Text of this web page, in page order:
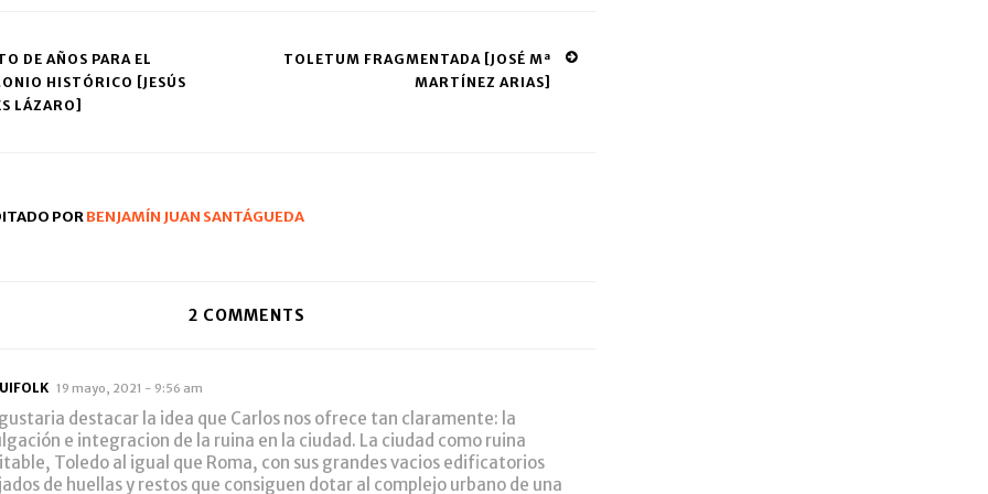
DE AÑOS PARA EL
HISTÓRICO [JESÚS
LÁZARO]
TOLETUM FRAGMENTADA [JOSÉ Mª
MARTÍNEZ ARIAS]
PORBENJAMÍN JUAN SANTÁGUEDA
2 COMMENTS
19 mayo, 2021 - 9:56 am
destacar la idea que Carlos nos ofrece tan claramente: la
e integracion de la ruina en la ciudad. La ciudad como ruina
Toledo al igual que Roma, con sus grandes vacios edificatorios
de huellas y restos que consiguen dotar al complejo urbano de una